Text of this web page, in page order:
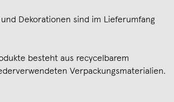
Dekorationen sind im Lieferumfang
besteht aus recycelbarem
Verpackungsmaterialien.